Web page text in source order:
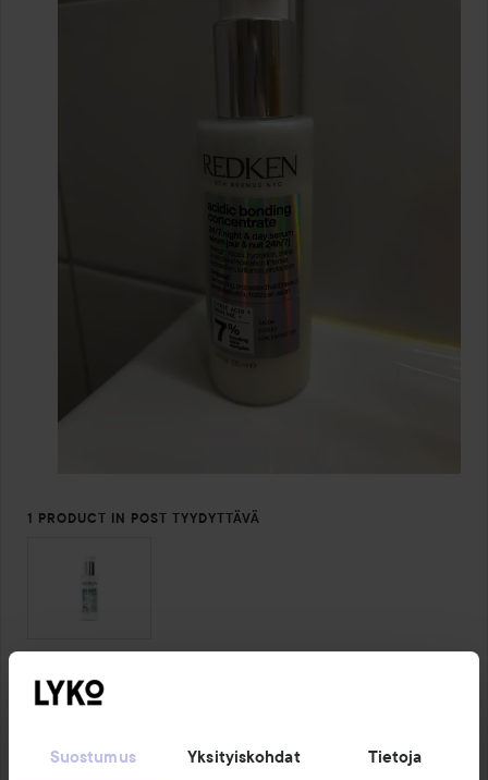
Suostumus Yksityiskohdat Tietoja
1 PRODUCT IN POST TYYDYTTÄVÄ
1203 näyttöä
ElliR